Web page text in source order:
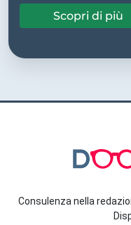
Scopri di più
Consulenza nella